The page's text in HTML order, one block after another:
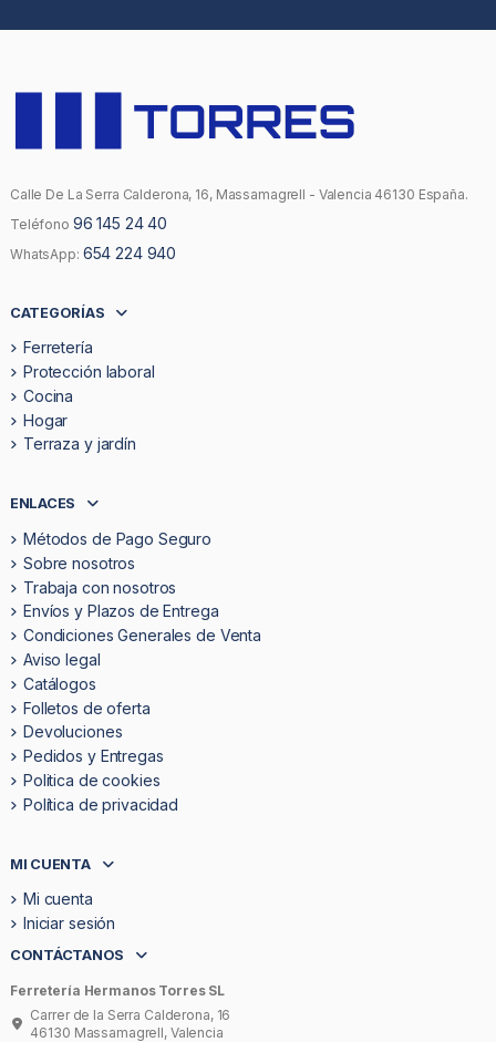
Calle De La Serra Calderona, 16, Massamagrell - Valencia 46130 España.
Teléfono 96 145 24 40
WhatsApp: 654 224 940
CATEGORÍAS
Ferretería
Protección laboral
Cocina
Hogar
Terraza y jardín
ENLACES
Métodos de Pago Seguro
Sobre nosotros
Trabaja con nosotros
Envíos y Plazos de Entrega
Condiciones Generales de Venta
Aviso legal
Catálogos
Folletos de oferta
Devoluciones
Pedidos y Entregas
Politica de cookies
Política de privacidad
MI CUENTA
Mi cuenta
Iniciar sesión
CONTÁCTANOS
Ferretería Hermanos Torres SL
Carrer de la Serra Calderona, 16
46130 Massamagrell, Valencia